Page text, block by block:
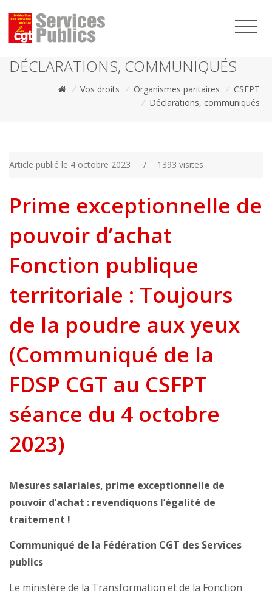
DÉCLARATIONS, COMMUNIQUÉS
/ Vos droits / Organismes paritaires / CSFPT
/ Déclarations, communiqués
Article publié le 4 octobre 2023 / 1393 visites
Prime exceptionnelle de
pouvoir d’achat
Fonction publique
territoriale : Toujours
de la poudre aux yeux
(Communiqué de la
FDSP CGT au CSFPT
séance du 4 octobre
2023)
Mesures salariales, prime exceptionnelle de
pouvoir d’achat : revendiquons l’égalité de
traitement !
Communiqué de la Fédération CGT des Services
publics
Le ministère de la Transformation et de la Fonction